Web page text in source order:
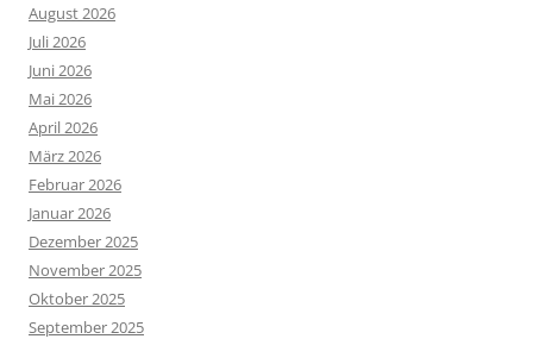
August 2026
Juli 2026
Juni 2026
Mai 2026
April 2026
März 2026
Februar 2026
Januar 2026
Dezember 2025
November 2025
Oktober 2025
September 2025